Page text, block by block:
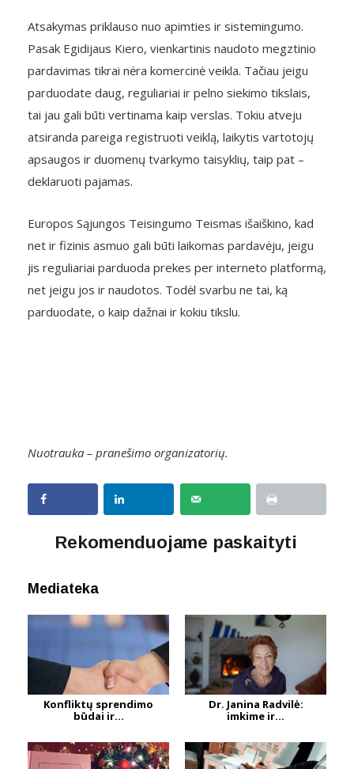
Atsakymas priklauso nuo apimties ir sistemingumo.
Pasak Egidijaus Kiero, vienkartinis naudoto megztinio
pardavimas tikrai nėra komercinė veikla. Tačiau jeigu
parduodate daug, reguliariai ir pelno siekimo tikslais,
tai jau gali būti vertinama kaip verslas. Tokiu atveju
atsiranda pareiga registruoti veiklą, laikytis vartotojų
apsaugos ir duomenų tvarkymo taisyklių, taip pat –
deklaruoti pajamas.
Europos Sąjungos Teisingumo Teismas išaiškino, kad
net ir fizinis asmuo gali būti laikomas pardavėju, jeigu
jis reguliariai parduoda prekes per interneto platformą,
net jeigu jos ir naudotos. Todėl svarbu ne tai, ką
parduodate, o kaip dažnai ir kokiu tikslu.
Nuotrauka – pranešimo organizatorių.
Rekomenduojame paskaityti
Mediateka
Konfliktų sprendimo
būdai ir...
Dr. Janina Radvilė:
imkime ir...